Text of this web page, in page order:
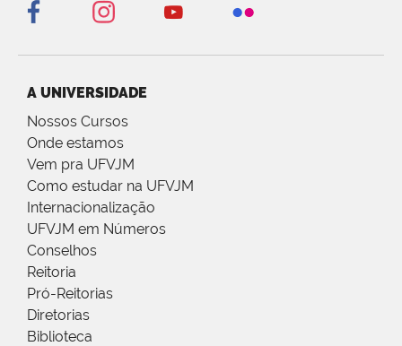
A UNIVERSIDADE
Nossos Cursos
Onde estamos
Vem pra UFVJM
Como estudar na UFVJM
Internacionalização
UFVJM em Números
Conselhos
Reitoria
Pró-Reitorias
Diretorias
Biblioteca